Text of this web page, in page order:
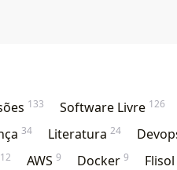
133 Software Livre 126
34 Literatura 24
12 AWS 9 Docker 9 Flisol